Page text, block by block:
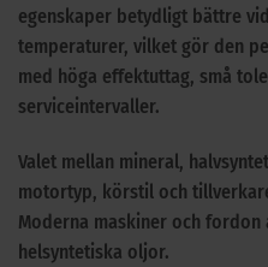
egenskaper betydligt bättre
temperaturer, vilket gör den
med höga effektuttag, små
serviceintervaller.
Valet mellan mineral,
motortyp, körstil och
Moderna maskiner och fordon
helsyntetiska oljor.